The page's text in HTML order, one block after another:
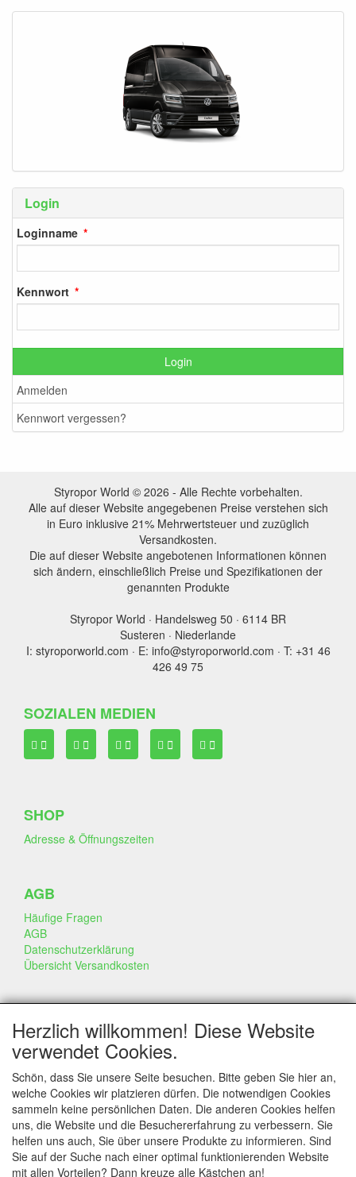
Login
Loginname
Kennwort
Login
Anmelden
Kennwort vergessen?
Styropor World © 2026 - Alle Rechte vorbehalten.
Alle auf dieser Website angegebenen Preise verstehen sich
in Euro inklusive 21% Mehrwertsteuer und zuzüglich
Versandkosten.
Die auf dieser Website angebotenen Informationen können
sich ändern, einschließlich Preise und Spezifikationen der
genannten Produkte
Styropor World · Handelsweg 50 · 6114 BR
Susteren · Niederlande
I: styroporworld.com · E: info@styroporworld.com · T: +31 46
426 49 75
SOZIALEN MEDIEN
SHOP
Adresse & Öffnungszeiten
AGB
Häufige Fragen
AGB
Datenschutzerklärung
Übersicht Versandkosten
GESCHÄFT & INFO
Kontakt
Firmen Information
Portfolio
Disclaimer
Statement & Umwelt
Torten mit Dummies
Herzlich willkommen! Diese Website
verwendet Cookies.
Schön, dass Sie unsere Seite besuchen. Bitte geben Sie hier an,
welche Cookies wir platzieren dürfen. Die notwendigen Cookies
sammeln keine persönlichen Daten. Die anderen Cookies helfen
uns, die Website und die Besuchererfahrung zu verbessern. Sie
helfen uns auch, Sie über unsere Produkte zu informieren. Sind
Sie auf der Suche nach einer optimal funktionierenden Website
mit allen Vorteilen? Dann kreuze alle Kästchen an!